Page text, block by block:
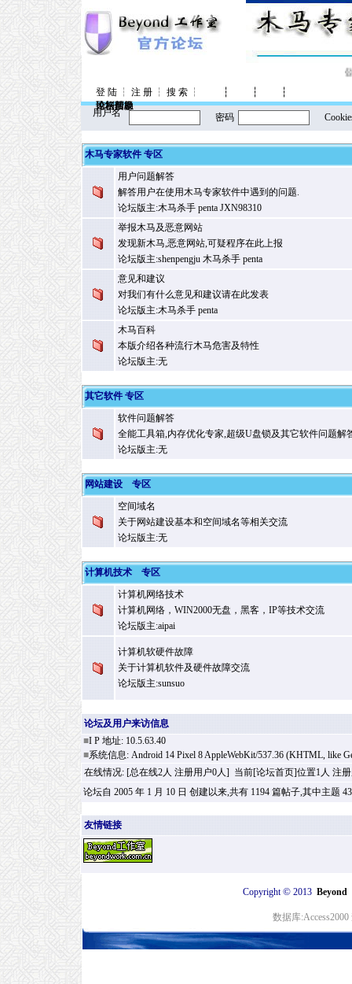
登 陆┆ 注 册┆ 搜 索┆
控制面板
┆
论坛信息
┆
风格转换
┆
论坛帮助
用户名 密码
木马专家软件 专区
用户问题解答
解答用户在使用木马专家软件中遇到的问题.
论坛版主:木马杀手 penta JXN98310
举报木马及恶意网站
发现新木马,恶意网站,可疑程序在此上报
论坛版主:shenpengju 木马杀手 penta
意见和建议
对我们有什么意见和建议请在此发表
论坛版主:木马杀手 penta
木马百科
本版介绍各种流行木马危害及特性
论坛版主:无
其它软件 专区
软件问题解答
全能工具箱,内存优化专家,超级U盘锁及其它软件问题解
论坛版主:无
网站建设 专区
空间域名
关于网站建设基本和空间域名等相关交流
论坛版主:无
计算机技术 专区
计算机网络技术
计算机网络，WIN2000无盘，黑客，IP等技术交流
论坛版主:aipai
计算机软硬件故障
关于计算机软件及硬件故障交流
论坛版主:sunsuo
论坛及用户来访信息
■I P 地址: 10.5.63.40
■系统信息: Android 14 Pixel 8 AppleWebKit/537.36 (KHTML, like
在线情况: [总在线2人 注册用户0人] 当前[论坛首页]位置1人 注
论坛自 2005 年 1 月 10 日 创建以来,共有 1194 篇帖子,其中主题
友情链接
Copyright©2013
数据库